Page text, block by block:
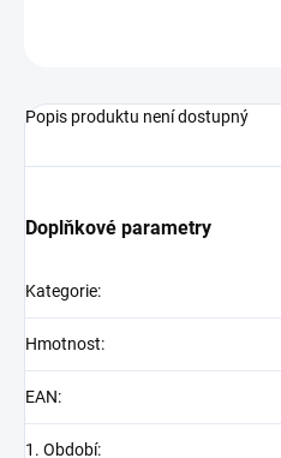
Popis produktu není dostupný
Doplňkové parametry
Kategorie:
Hmotnost:
EAN:
1. Období: